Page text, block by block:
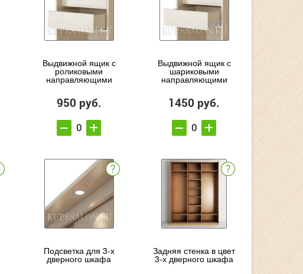
Выдвижной ящик с
роликовыми
направляющими
950 руб.
Выдвижной ящик с
шариковыми
направляющими
1450 руб.
Подсветка для 3-х
дверного шкафа
Задняя стенка в цвет
3-х дверного шкафа